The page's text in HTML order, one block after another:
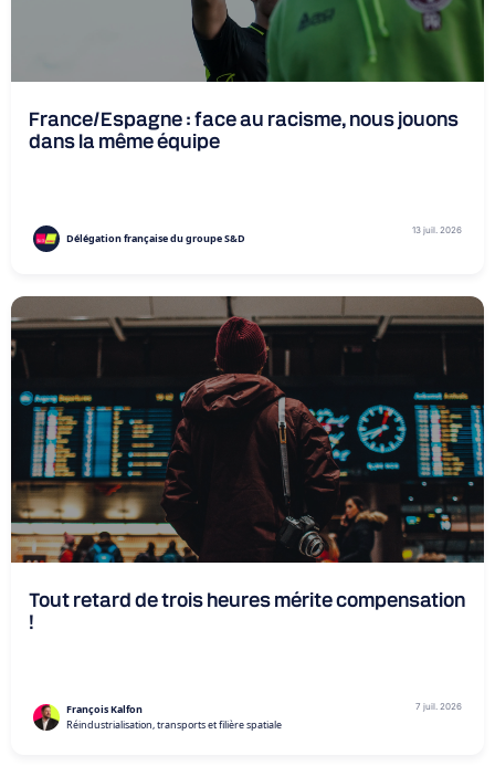
France/Espagne : face au racisme, nous jouons
dans la même équipe
Délégation française du groupe S&D
13 juil. 2026
Tout retard de trois heures mérite compensation
!
François Kalfon
Réindustrialisation, transports et filière spatiale
7 juil. 2026